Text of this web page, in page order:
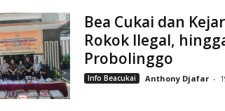
Bea Cukai dan
Rokok Ilegal,
Probolinggo
Info Beacukai Anthony Djafar -